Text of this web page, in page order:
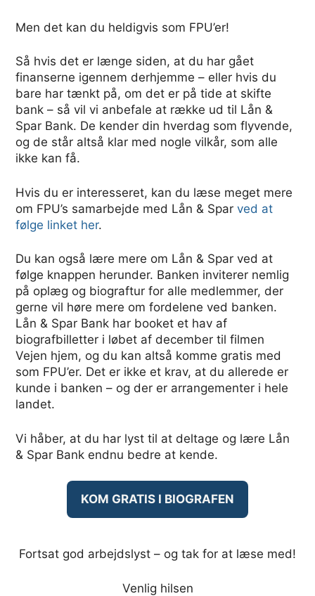
Men det kan du heldigvis som FPU’er!
Så hvis det er længe siden, at du har gået
finanserne igennem derhjemme – eller hvis du
bare har tænkt på, om det er på tide at skifte
bank – så vil vi anbefale at række ud til Lån &
Spar Bank. De kender din hverdag som flyvende,
og de står altså klar med nogle vilkår, som alle
ikke kan få.
Hvis du er interesseret, kan du læse meget mere
om FPU’s samarbejde med Lån & Sparved at
følge linket her.
Du kan også lære mere om Lån & Spar ved at
følge knappen herunder. Banken inviterer nemlig
på oplæg og biograftur for alle medlemmer, der
gerne vil høre mere om fordelene ved banken.
Lån & Spar Bank har booket et hav af
biografbilletter i løbet af december til filmen
Vejen hjem, og du kan altså komme gratis med
som FPU’er. Det er ikke et krav, at du allerede er
kunde i banken – og der er arrangementer i hele
landet.
Vi håber, at du har lyst til at deltage og lære Lån
& Spar Bank endnu bedre at kende.
KOM GRATIS I BIOGRAFEN
Fortsat god arbejdslyst – og tak for at læse med!
Venlig hilsen